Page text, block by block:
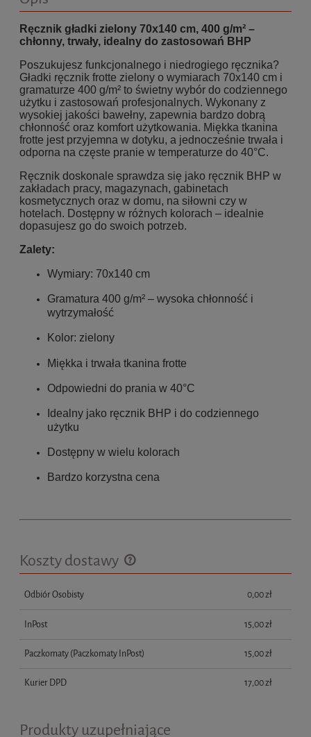
Ręcznik gładki zielony 70x140 cm, 400 g/m² –
chłonny, trwały, idealny do zastosowań BHP
Poszukujesz funkcjonalnego i niedrogiego ręcznika?
Gładki ręcznik frotte zielony o wymiarach 70x140 cm i
gramaturze 400 g/m² to świetny wybór do codziennego
użytku i zastosowań profesjonalnych. Wykonany z
wysokiej jakości bawełny, zapewnia bardzo dobrą
chłonność oraz komfort użytkowania. Miękka tkanina
frotte jest przyjemna w dotyku, a jednocześnie trwała i
odporna na częste pranie w temperaturze do 40°C.
Ręcznik doskonale sprawdza się jako ręcznik BHP w
zakładach pracy, magazynach, gabinetach
kosmetycznych oraz w domu, na siłowni czy w
hotelach. Dostępny w różnych kolorach – idealnie
dopasujesz go do swoich potrzeb.
Zalety:
Wymiary: 70x140 cm
Gramatura 400 g/m² – wysoka chłonność i
wytrzymałość
Kolor: zielony
Miękka i trwała tkanina frotte
Odpowiedni do prania w 40°C
Idealny jako ręcznik BHP i do codziennego
użytku
Dostępny w wielu kolorach
Bardzo korzystna cena
Koszty dostawy
Cena nie zawiera ewentualnych kosztów płatności
Odbiór Osobisty 0,00 zł
InPost 15,00 zł
Paczkomaty(Paczkomaty InPost) 15,00 zł
Kurier DPD 17,00 zł
Produkty uzupełniające